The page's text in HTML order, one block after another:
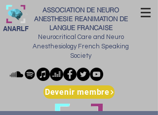
ASSOCIATION DE NEURO
ANESTHESIE REANIMATION DE
LANGUE FRANCAISE
Neurocritical Care and Neuro
Anesthesiology French Speaking
Society
ANARLF
Devenir membre